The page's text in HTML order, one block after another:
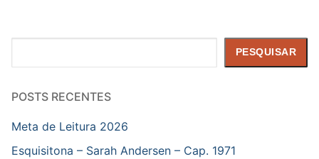
PESQUISAR
POSTS RECENTES
Meta de Leitura 2026
Esquisitona – Sarah Andersen – Cap. 1971